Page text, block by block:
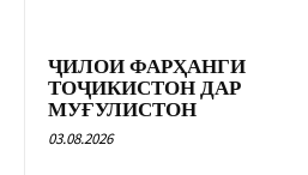
ҶИЛОИ ФАРҲАНГИ
ТОҶИКИСТОН ДАР
МУҒУЛИСТОН
03.08.2026